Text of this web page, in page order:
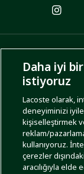
ÖDEME SEÇENEKLERİ
KARGO SEÇENEKLERİ
Daha iyi
istiyoruz
Lacoste olarak,
deneyiminizi
kişiselleştirmek
reklam/
kullanıyoruz.
çerezler
aracılığıyla